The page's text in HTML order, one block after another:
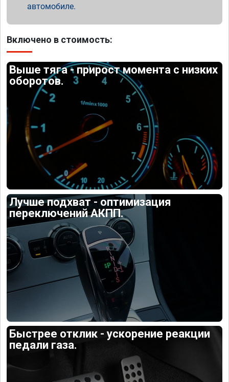
автомобиле.
Включено в стоимость:
Выше тяга - прирост момента с низких
оборотов.
Лучше подхват - оптимизация
переключений АКПП.
Быстрее отклик - ускорение реакции
педали газа.